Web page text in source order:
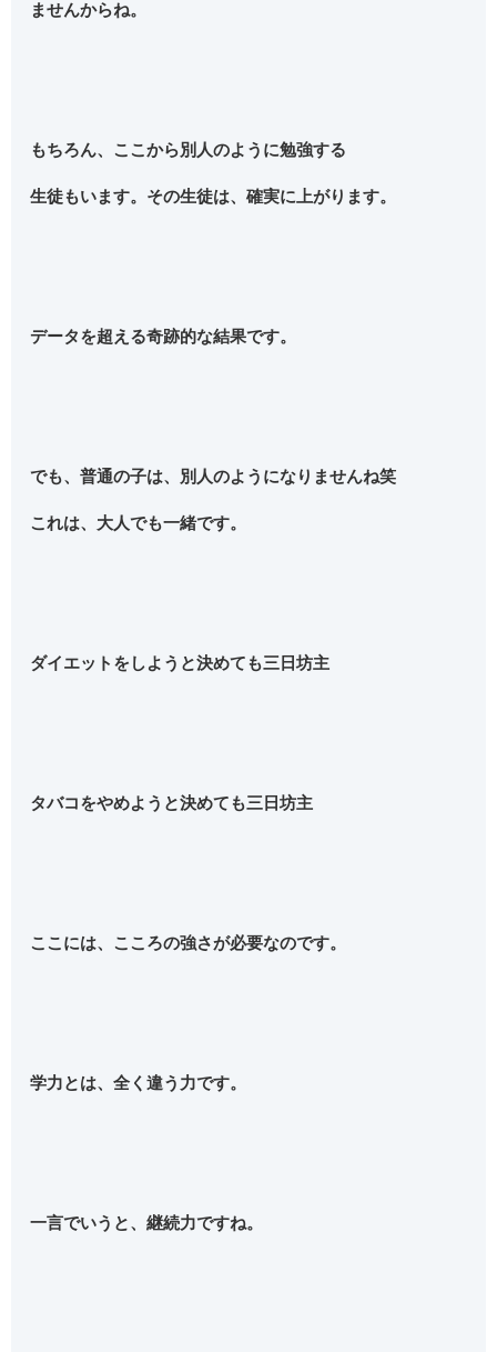
ませんからね。
もちろん、ここから別人のように勉強する
生徒もいます。その生徒は、確実に上がります。
データを超える奇跡的な結果です。
でも、普通の子は、別人のようになりませんね笑
これは、大人でも一緒です。
ダイエットをしようと決めても三日坊主
タバコをやめようと決めても三日坊主
ここには、こころの強さが必要なのです。
学力とは、全く違う力です。
一言でいうと、継続力ですね。